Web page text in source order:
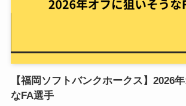
【福岡ソフトバンクホークス】2026
なFA選手